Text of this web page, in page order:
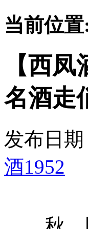
当前位置
【西
名酒走
发布日期
酒1952